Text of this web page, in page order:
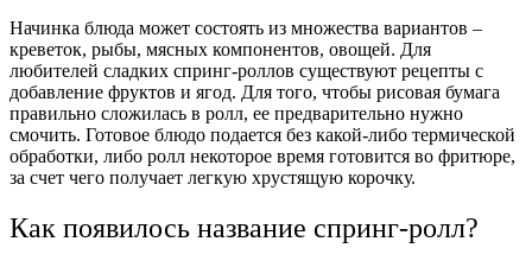
Начинка блюда может состоять из множества вариантов –
креветок, рыбы, мясных компонентов, овощей. Для
любителей сладких спринг-роллов существуют рецепты с
добавление фруктов и ягод. Для того, чтобы рисовая бумага
правильно сложилась в ролл, ее предварительно нужно
смочить. Готовое блюдо подается без какой-либо термической
обработки, либо ролл некоторое время готовится во фритюре,
за счет чего получает легкую хрустящую корочку.
Как появилось название спринг-ролл?